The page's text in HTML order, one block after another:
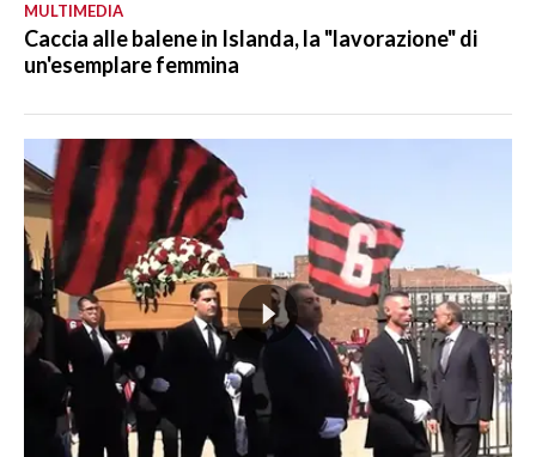
MULTIMEDIA
Caccia alle balene in Islanda, la "lavorazione" di
un'esemplare femmina